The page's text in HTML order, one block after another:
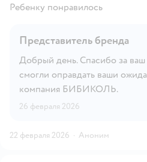
Ребенку понравилось
Представитель бренда
Добрый день. Спасибо за
смогли оправдать ваши
компания БИБИКОЛЬ.
26 февраля 2026
22 февраля 2026 · Аноним